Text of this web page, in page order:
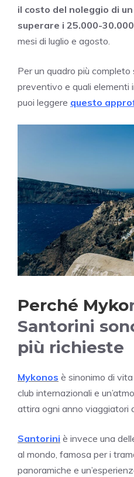
il costo del noleggio di
superare i 25.000-
mesi di luglio e agosto.
Per un quadro più
preventivo e quali elementi
puoi leggere questo
Perché Myko
Santorini
più richieste
Mykonos è sinonimo di
club internazionali e
attira ogni anno viaggiatori
Santorini è invece una
al mondo, famosa per i
panoramiche e